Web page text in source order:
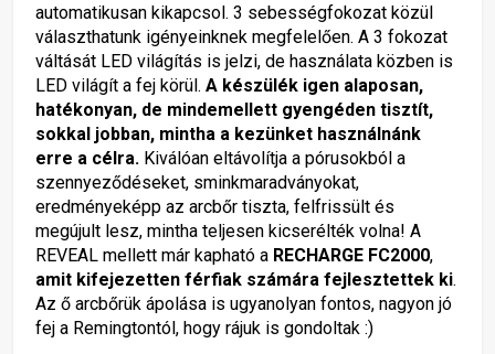
automatikusan kikapcsol. 3 sebességfokozat közül
választhatunk igényeinknek megfelelően. A 3 fokozat
váltását LED világítás is jelzi, de használata közben is
LED világít a fej körül.A készülék igen alaposan,
hatékonyan, de mindemellett gyengéden tisztít,
sokkal jobban, mintha a kezünket használnánk
erre a célra. Kiválóan eltávolítja a pórusokból a
szennyeződéseket, sminkmaradványokat,
eredményeképp az arcbőr tiszta, felfrissült és
megújult lesz, mintha teljesen kicserélték volna! A
REVEAL mellett már kapható a RECHARGE FC2000,
amit kifejezetten férfiak számára fejlesztettek ki.
Az ő arcbőrük ápolása is ugyanolyan fontos, nagyon jó
fej a Remingtontól, hogy rájuk is gondoltak :)